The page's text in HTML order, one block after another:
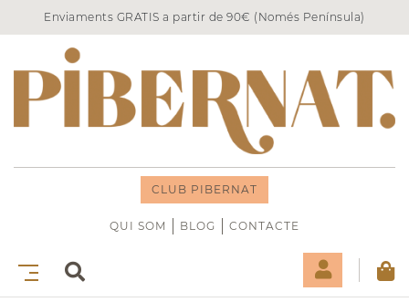
Enviaments GRATIS a partir de 90€ (Només Península)
CLUB PIBERNAT
QUI SOM BLOG CONTACTE